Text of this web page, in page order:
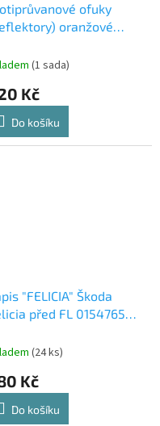
ofuky
oranžové
HEKO
(1 sada)
Kč
Do košíku
"FELICIA" Škoda
před FL 015476506
(24 ks)
Kč
Do košíku